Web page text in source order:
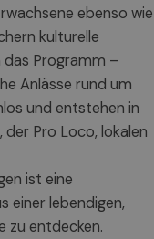
ebenso wie
kulturelle
das Programm –
Anlässe rund um
und entstehen in
Pro Loco, lokalen
ist eine
einer lebendigen,
zu entdecken.